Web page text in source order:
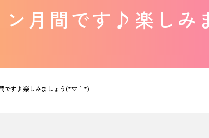
ン月間です♪楽し
です♪楽しみましょう(*´▽｀*)